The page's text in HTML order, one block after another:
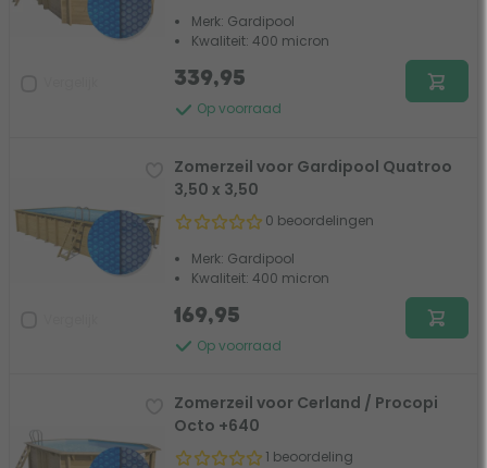
Merk: Gardipool
Kwaliteit: 400 micron
Op voorraad
339,95
Zomerzeil voor Gardipool Quatroo
3,50 x 3,50
0 beoordelingen
Merk: Gardipool
Kwaliteit: 400 micron
Op voorraad
169,95
Zomerzeil voor Cerland / Procopi
Octo +640
1 beoordeling